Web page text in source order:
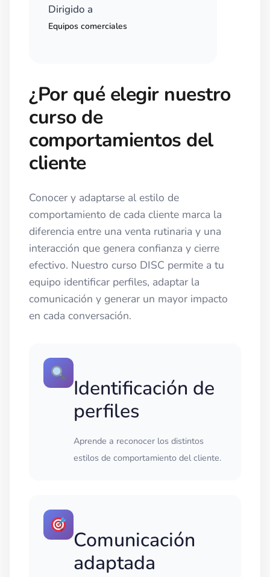
¿Por qué elegir nuestro
curso de
comportamientos del
cliente
Conocer y adaptarse al estilo de
comportamiento de cada cliente marca la
diferencia entre una venta rutinaria y una
interacción que genera confianza y cierre
efectivo. Nuestro curso DISC permite a tu
equipo identificar perfiles, adaptar la
comunicación y generar un mayor impacto
en cada conversación.
Identificación de
perfiles
Aprende a reconocer los distintos
estilos de comportamiento del cliente.
Comunicación
adaptada
Dirigido a
Equipos comerciales